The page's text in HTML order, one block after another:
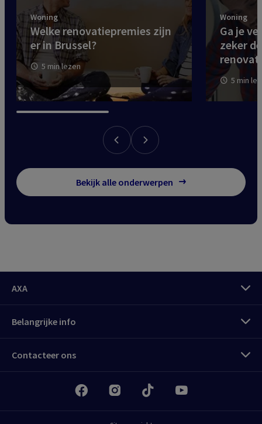
Meld u aan
AXA Pro klantenzone
Alles over uw professionele
Woning
Welke renovatiepremies zijn
er in Brussel?
5 min lezen
Woning
Ga je
zeker
5 min
Bekijk alle onderwerpen
AXA
Belangrijke info
Contacteer ons